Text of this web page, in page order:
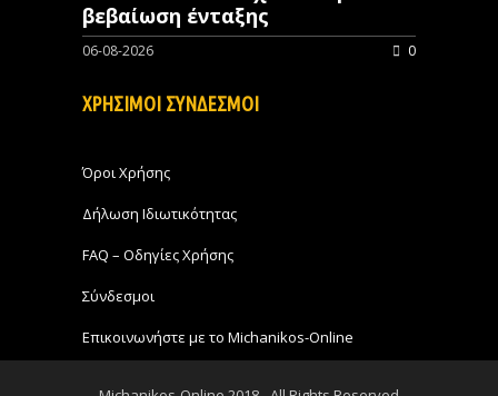
βεβαίωση ένταξης
06-08-2026 0
ΧΡΗΣΙΜΟΙ ΣΥΝΔΕΣΜΟΙ
Όροι Χρήσης
Δήλωση Ιδιωτικότητας
FAQ – Οδηγίες Χρήσης
Σύνδεσμοι
Επικοινωνήστε με το Michanikos-Online